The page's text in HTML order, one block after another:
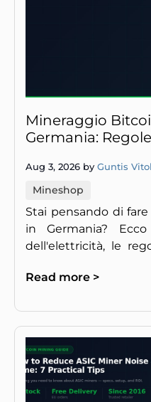
Mineraggio
Germania:
Aug 3, 2026 by Guntis
Mineshop
Stai pensando di
in Germania?
dell'elettricità, le
Read more >